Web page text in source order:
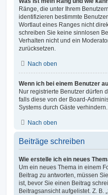
Ränge, die unter Ihrem
identifizieren bestimmte
Wortlaut eines Ranges nicht
schreiben Sie keine sinnlosen
Verhalten nicht und ein
zurücksetzen.
Nach oben
Wenn ich bei einem Benutzer
Nur registrierte Benutzer dürfen
falls diese von der Board-
Systems durch Gäste verhindern.
Nach oben
Beiträge schreiben
Wie erstelle ich ein neues
Um ein neues Thema in einem
Beitrag zu antworten, müssen
ist, bevor Sie einen Beitrag
Beitragsansicht aufgelistet. Z. B.